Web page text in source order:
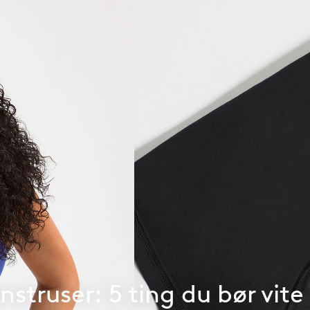
5 ting du bør vite